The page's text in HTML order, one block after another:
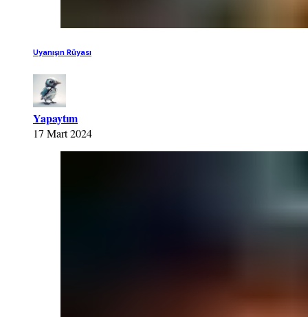
Uyanışın Rüyası
Yapaytım
17 Mart 2024